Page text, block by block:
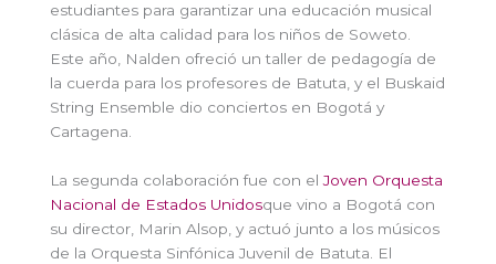
estudiantes para garantizar una educación musical
clásica de alta calidad para los niños de Soweto.
Este año, Nalden ofreció un taller de pedagogía de
la cuerda para los profesores de Batuta, y el Buskaid
String Ensemble dio conciertos en Bogotá y
Cartagena.
La segunda colaboración fue con elJoven Orquesta
Nacional de Estados Unidosque vino a Bogotá con
su director, Marin Alsop, y actuó junto a los músicos
de la Orquesta Sinfónica Juvenil de Batuta. El